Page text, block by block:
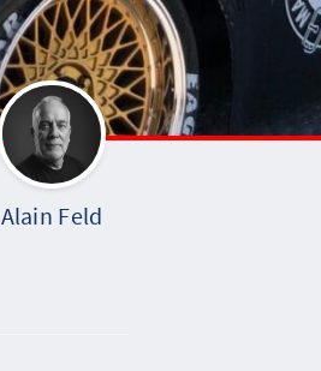
Alain Feld